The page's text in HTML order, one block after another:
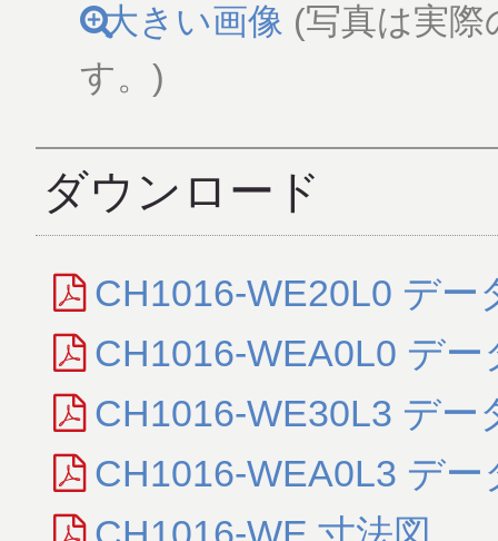
大きい画像 (写真は実
す。)
ダウンロード
CH1016-WE20L0 デー
CH1016-WEA0L0 デ
CH1016-WE30L3 デー
CH1016-WEA0L3 デ